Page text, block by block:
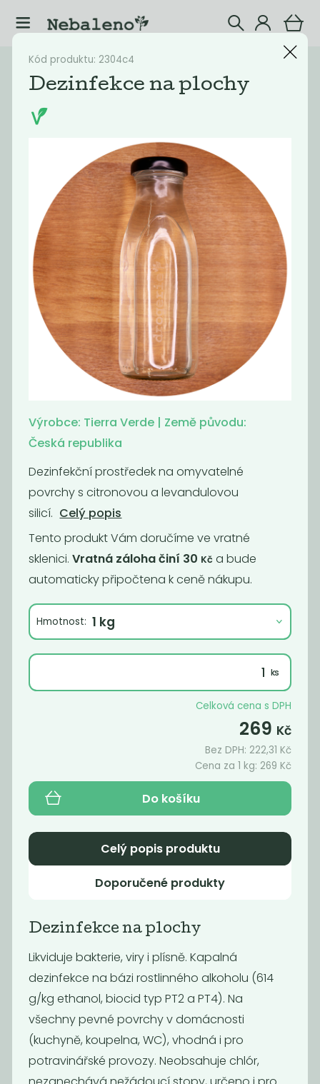
Katalog Drogerie
Filtrovat produkty
Nejlevnější Nejdražší
Prací gel
sensitive
Prací gel
levandule
169
169Kč/ Kg 169Kč/ Kg
Prací gel na
funkční prádlo
195
Aviváž
129
Gel na nádobí
Kód produktu: 2304c4
Dezinfekce na plochy
Výrobce: Tierra Verde | Země původu:
Česká republika
Dezinfekční prostředek na omyvatelné
povrchy s citronovou a levandulovou
silicí. Celý popis
Tento produkt Vám doručíme ve vratné
sklenici. Vratná záloha činí 30 Kč a bude
automaticky připočtena k ceně nákupu.
Hmotnost:
Celková cena s DPH
269 Kč
Bez DPH: 222,31 Kč
Cena za 1 kg: 269 Kč
Do košíku
Celý popis produktu
Doporučené produkty
Dezinfekce na plochy
Likviduje bakterie, viry i plísně. Kapalná
dezinfekce na bázi rostlinného alkoholu (614
g/kg ethanol, biocid typ PT2 a PT4). Na
všechny pevné povrchy v domácnosti
(kuchyně, koupelna, WC), vhodná i pro
potravinářské provozy. Neobsahuje chlór,